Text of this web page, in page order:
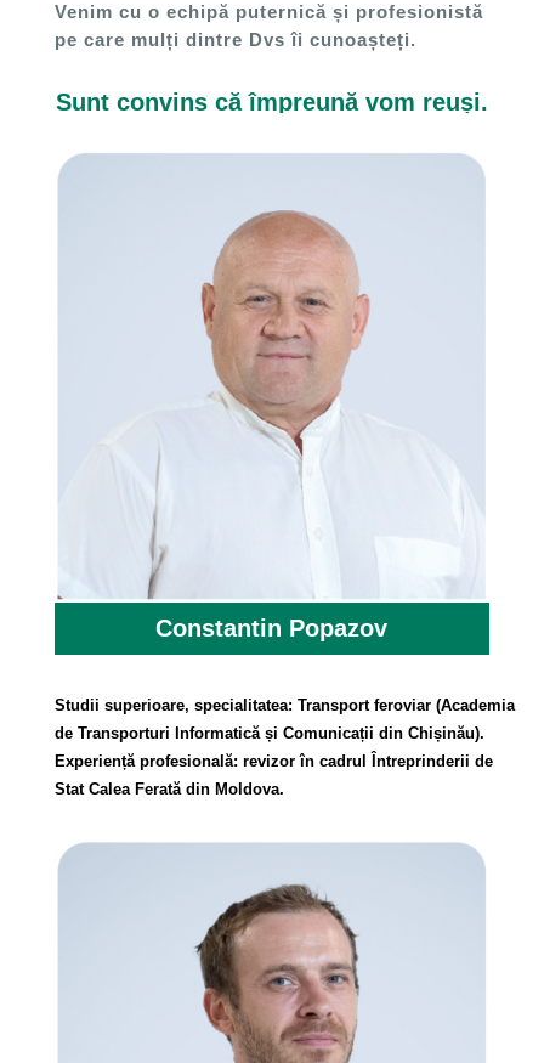
Venim cu o echipă puternică și profesionistă
pe care mulți dintre Dvs îi cunoașteți.
Sunt convins că împreună vom reuși.
Constantin Popazov
Studii superioare, specialitatea: Transport feroviar (Academia
de Transporturi Informatică și Comunicații din Chișinău).
Experiență profesională: revizor în cadrul Întreprinderii de
Stat Calea Ferată din Moldova.